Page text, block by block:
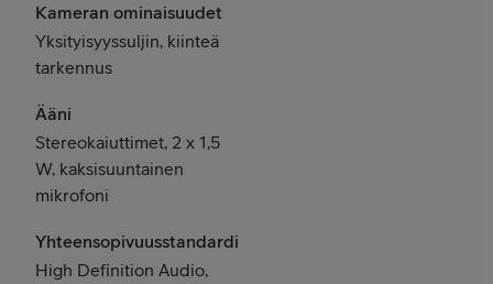
Kameran ominaisuudet
Yksityisyyssuljin, kiinteä
tarkennus
Ääni
Stereokaiuttimet, 2 x 1,5
W, kaksisuuntainen
mikrofoni
Yhteensopivuusstandardit
High Definition Audio,